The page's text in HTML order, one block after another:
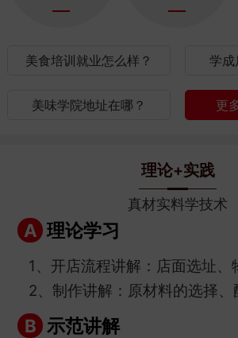
美食培训就业怎么样？ 学成
美味学院地址在哪？ 更
理论+实践
真材实料学技术
A 理论学习
1、开店流程讲解：店面选址、
2、制作讲解：原材料的选择、
B 示范讲解